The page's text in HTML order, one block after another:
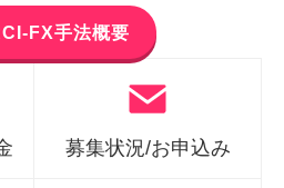
FX手法概要
募集状況/お申込み